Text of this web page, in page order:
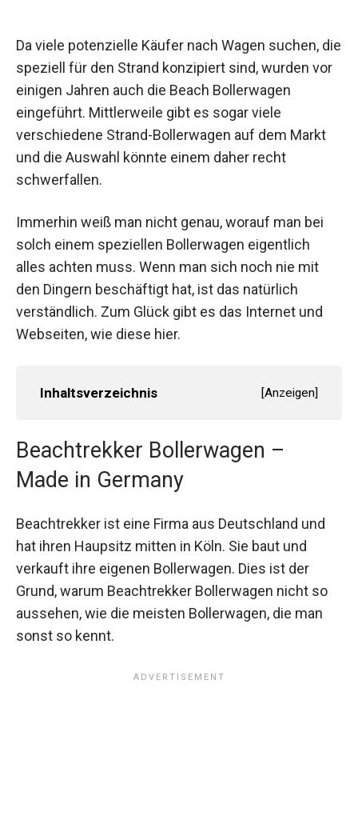
Da viele potenzielle Käufer nach Wagen suchen, die
speziell für den Strand konzipiert sind, wurden vor
einigen Jahren auch die Beach Bollerwagen
eingeführt. Mittlerweile gibt es sogar viele
verschiedene Strand-Bollerwagen auf dem Markt
und die Auswahl könnte einem daher recht
schwerfallen.
Immerhin weiß man nicht genau, worauf man bei
solch einem speziellen Bollerwagen eigentlich
alles achten muss. Wenn man sich noch nie mit
den Dingern beschäftigt hat, ist das natürlich
verständlich. Zum Glück gibt es das Internet und
Webseiten, wie diese hier.
Inhaltsverzeichnis [Anzeigen]
Beachtrekker Bollerwagen –
Made in Germany
Beachtrekker ist eine Firma aus Deutschland und
hat ihren Haupsitz mitten in Köln. Sie baut und
verkauft ihre eigenen Bollerwagen. Dies ist der
Grund, warum Beachtrekker Bollerwagen nicht so
aussehen, wie die meisten Bollerwagen, die man
sonst so kennt.